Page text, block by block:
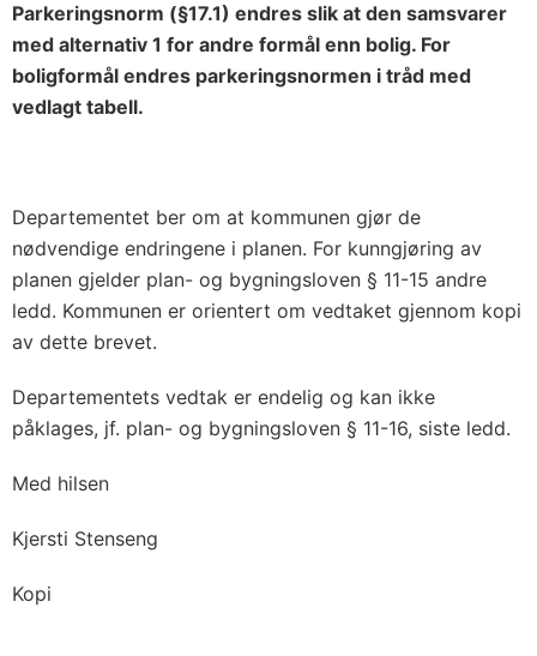
Parkeringsnorm (§17.1) endres slik at den samsvarer
med alternativ 1 for andre formål enn bolig. For
boligformål endres parkeringsnormen i tråd med
vedlagt tabell.
Departementet ber om at kommunen gjør de
nødvendige endringene i planen. For kunngjøring av
planen gjelder plan- og bygningsloven § 11-15 andre
ledd. Kommunen er orientert om vedtaket gjennom kopi
av dette brevet.
Departementets vedtak er endelig og kan ikke
påklages, jf. plan- og bygningsloven § 11-16, siste ledd.
Med hilsen
Kjersti Stenseng
Kopi